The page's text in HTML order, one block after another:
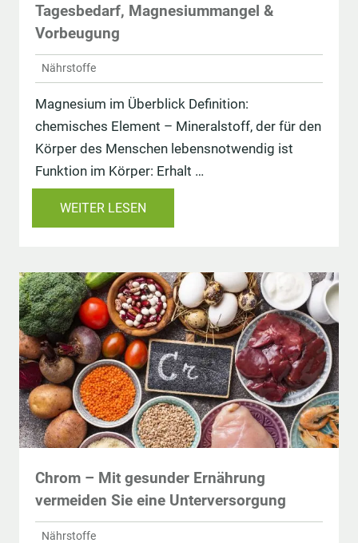
Tagesbedarf, Magnesiummangel &
Vorbeugung
Nährstoffe
Magnesium im Überblick Definition:
chemisches Element – Mineralstoff, der für den
Körper des Menschen lebensnotwendig ist
Funktion im Körper: Erhalt …
WEITER LESEN
Chrom – Mit gesunder Ernährung
vermeiden Sie eine Unterversorgung
Nährstoffe